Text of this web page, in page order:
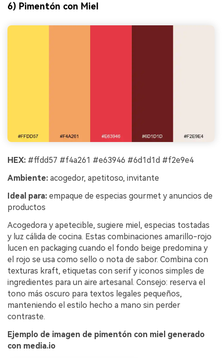
6) Pimentón con Miel
HEX: #ffdd57 #f4a261 #e63946 #6d1d1d #f2e9e4
Ambiente: acogedor, apetitoso, invitante
Ideal para: empaque de especias gourmet y anuncios de
productos
Acogedora y apetecible, sugiere miel, especias tostadas
y luz cálida de cocina. Estas combinaciones amarillo-rojo
lucen en packaging cuando el fondo beige predomina y
el rojo se usa como sello o nota de sabor. Combina con
texturas kraft, etiquetas con serif y iconos simples de
ingredientes para un aire artesanal. Consejo: reserva el
tono más oscuro para textos legales pequeños,
manteniendo el estilo hecho a mano sin perder
contraste.
Ejemplo de imagen de pimentón con miel generado
con media.io